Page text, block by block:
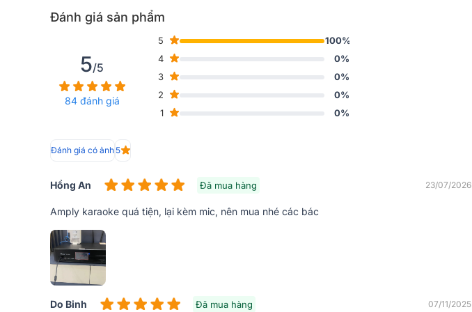
Đánh giá sản phẩm
5/5
84 đánh giá
5
100%
4
0%
3
0%
2
0%
1
0%
Đánh giá có ảnh 5
Hồng An Đã mua hàng 23/07/2026
Amply karaoke quá tiện, lại kèm mic, nên mua nhé các bác
Do Binh Đã mua hàng 07/11/2025